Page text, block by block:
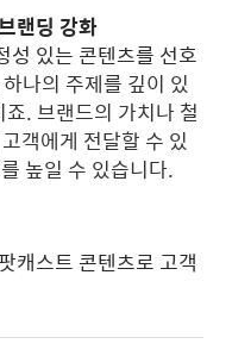
랜딩 강화
성 있는 콘텐츠를 선호
하나의 주제를 깊이 있
. 브랜드의 가치나 철
객에게 전달할 수 있
높일 수 있습니다.
캐스트 콘텐츠로 고객